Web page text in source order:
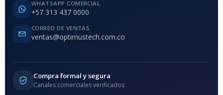
WHATSAPP COMERCIAL
+57 313 437 0000
CORREO DE VENTAS
ventas@optimustech.com.co
Compra formal y segura
Canales comerciales verificados